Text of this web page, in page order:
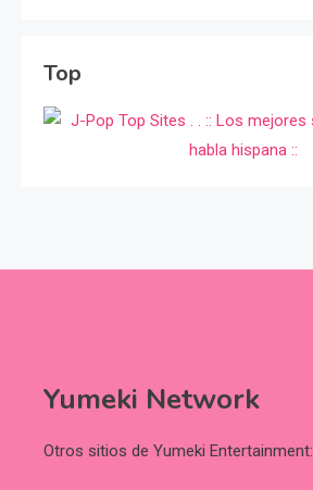
Top
Yumeki Network
Otros sitios de Yumeki Entertainment: